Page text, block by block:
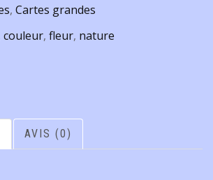
, Cartes grandes
couleur, fleur, nature
AVIS (0)